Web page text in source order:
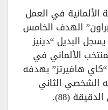
في العمل
الهدف الخامس
أن يسجل البديل “دينيز
الألماني في
“كاي هافيرتز” بهدفه
الشخصي الثاني
(88).